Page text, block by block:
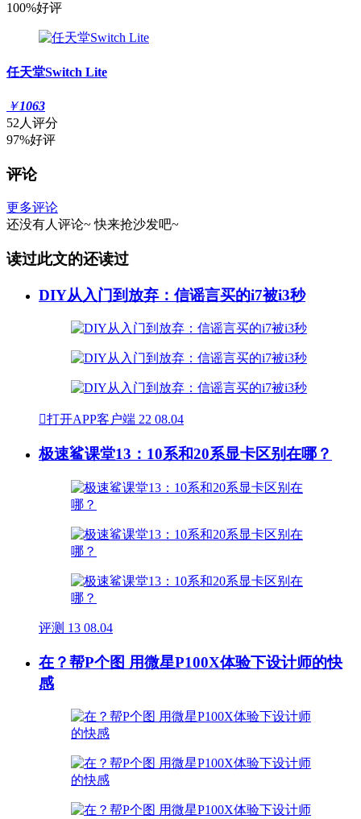
100%好评
任天堂Switch Lite
￥1063
52人评分
97%好评
评论
更多评论
还没有人评论~ 快来抢沙发吧~
读过此文的还读过
DIY从入门到放弃：信谣言买的i7被i3秒
打开APP客户端 22 08.04
极速鲨课堂13：10系和20系显卡区别在哪？
评测 13 08.04
在？帮P个图 用微星P100X体验下设计师的快
感